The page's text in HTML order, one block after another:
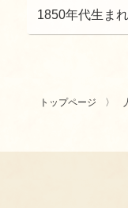
1850年代生ま
トップページ